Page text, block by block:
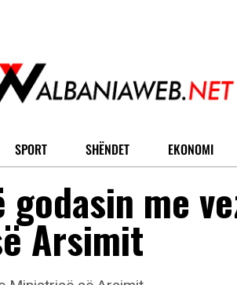
SPORT SHËNDET EKONOMI
me
Arsimit